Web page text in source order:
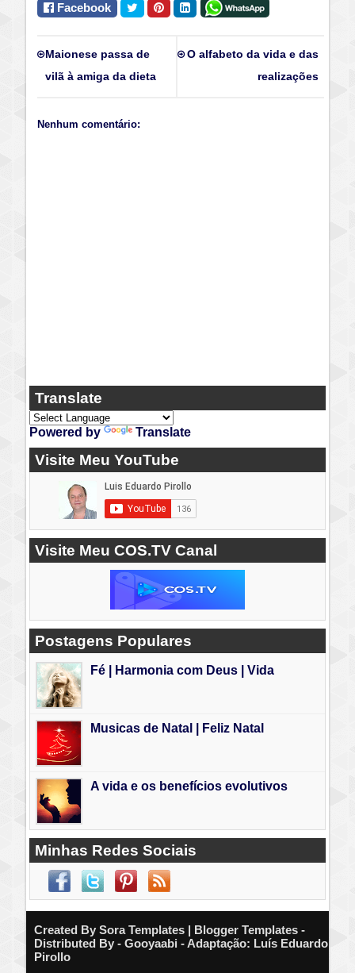
Facebook
O alfabeto da vida e das
realizações
Maionese passa de
vilã à amiga da dieta
Nenhum comentário:
Translate
Powered by Translate
Visite Meu YouTube
Visite Meu COS.TV Canal
Postagens Populares
Fé | Harmonia com Deus | Vida
Musicas de Natal | Feliz Natal
A vida e os benefícios evolutivos
Minhas Redes Sociais
Created By Sora Templates | Blogger Templates -
Distributed By - Gooyaabi - Adaptação: Luís Eduardo
Pirollo